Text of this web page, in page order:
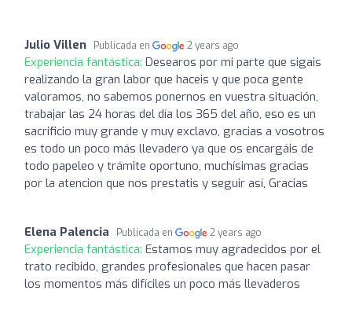
Julio Villen Publicada en 2 years ago
Experiencia fantástica: Desearos por mi parte que sigais
realizando la gran labor que haceis y que poca gente
valoramos, no sabemos ponernos en vuestra situación,
trabajar las 24 horas del día los 365 del año, eso es un
sacrificio muy grande y muy exclavo, gracias a vosotros
es todo un poco más llevadero ya que os encargáis de
todo papeleo y trámite oportuno, muchísimas gracias
por la atencion que nos prestatis y seguir así, Gracias
Elena Palencia Publicada en 2 years ago
Experiencia fantástica: Estamos muy agradecidos por el
trato recibido, grandes profesionales que hacen pasar
los momentos más difíciles un poco más llevaderos